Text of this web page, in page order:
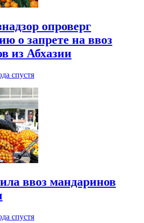
опроверг
о запрете на ввоз
из Абхазии
спустя
ввоз мандаринов
спустя